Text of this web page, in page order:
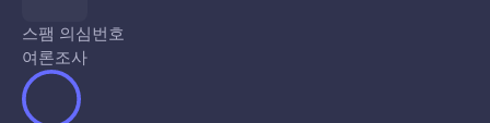
스팸 의심번호
여론조사